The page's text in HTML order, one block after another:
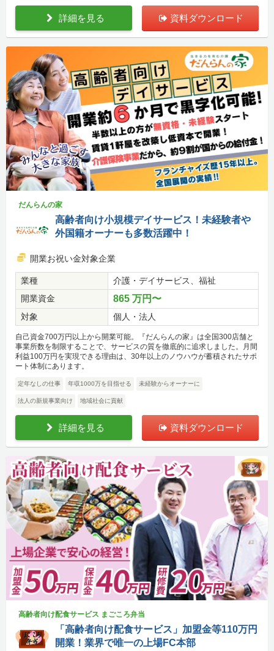
詳細を見る 資料ダウンロード
だんらんの家
高齢者向け小規模デイサービス！未経験者や
外国籍オーナーも多数活躍中！
開業お祝い金対象企業
業種
介護・デイサービス、福祉
開業資金
865 万円〜
対象 個人・法人
自己資金700万円以上から開業可能。『だんらんの家』は全国300店舗と
事業所数を制限することで、サービスの質を徹底的に追求しました。月間
利益100万円を実現できる理由は、30年以上のノウハウが蓄積されたサポ
ート体制にあります。
定年なしの仕事 年収1000万を目指せる 未経験からオーナーに
法人の新規事業向け 地域社会に貢献
詳細を見る 資料ダウンロード
高齢者向け配食サービス まごころ弁当
「高齢者向け配食サービス」加盟金等110万円
開業！業界で唯一の上場FC本部